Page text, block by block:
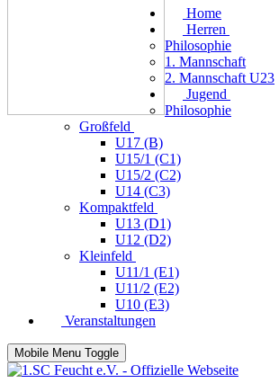
Home
Herren
Philosophie
1. Mannschaft
2. Mannschaft U23
Jugend
Philosophie
Großfeld
U17 (B)
U15/1 (C1)
U15/2 (C2)
U14 (C3)
Kompaktfeld
U13 (D1)
U12 (D2)
Kleinfeld
U11/1 (E1)
U11/2 (E2)
U10 (E3)
Veranstaltungen
Mobile Menu Toggle